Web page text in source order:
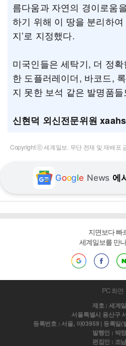
름다움과 자연의 경이로움
하기 위해 이 땅을 분리하여
지’로 지정했다.
미국인들은 세탁기, 더 정
한 도플러레이더, 바코드,
지 못한 보석 같은 발명품
신현덕 외신전문위원
Copyright ⓒ 세계일보. 무단 전재 및 재배포
Google News 에
지면보다 빠
세계일보를 만
PC 화면
제호 : 세계
서울특별시 용산구
등록번호 : 서울, 아03959 | 등록일
발행인 : 박
편집인 : 조